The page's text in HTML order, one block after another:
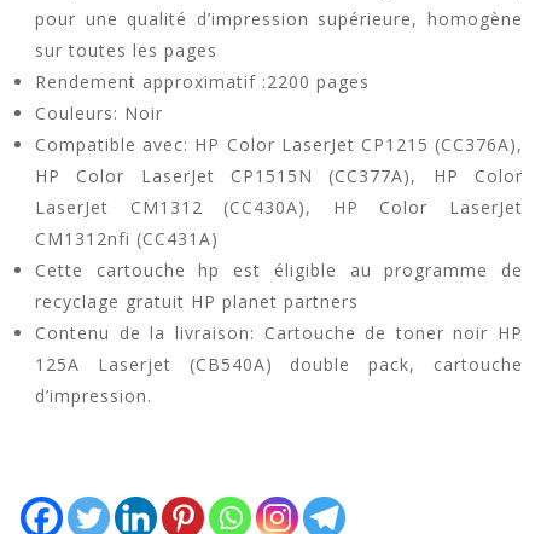
pour une qualité d’impression supérieure, homogène
sur toutes les pages
Rendement approximatif :2200 pages
Couleurs: Noir
Compatible avec: HP Color LaserJet CP1215 (CC376A),
HP Color LaserJet CP1515N (CC377A), HP Color
LaserJet CM1312 (CC430A), HP Color LaserJet
CM1312nfi (CC431A)
Cette cartouche hp est éligible au programme de
recyclage gratuit HP planet partners
Contenu de la livraison: Cartouche de toner noir HP
125A Laserjet (CB540A) double pack, cartouche
d’impression.